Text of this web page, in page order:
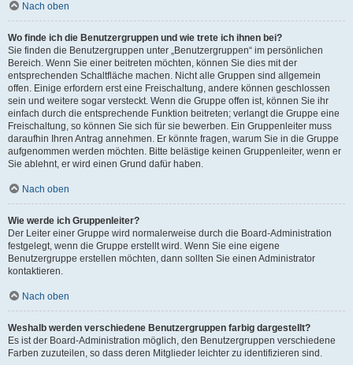
Nach oben
Wo finde ich die Benutzergruppen und wie trete ich ihnen bei?
Sie finden die Benutzergruppen unter „Benutzergruppen“ im persönlichen
Bereich. Wenn Sie einer beitreten möchten, können Sie dies mit der
entsprechenden Schaltfläche machen. Nicht alle Gruppen sind allgemein
offen. Einige erfordern erst eine Freischaltung, andere können geschlossen
sein und weitere sogar versteckt. Wenn die Gruppe offen ist, können Sie ihr
einfach durch die entsprechende Funktion beitreten; verlangt die Gruppe eine
Freischaltung, so können Sie sich für sie bewerben. Ein Gruppenleiter muss
daraufhin Ihren Antrag annehmen. Er könnte fragen, warum Sie in die Gruppe
aufgenommen werden möchten. Bitte belästige keinen Gruppenleiter, wenn er
Sie ablehnt, er wird einen Grund dafür haben.
Nach oben
Wie werde ich Gruppenleiter?
Der Leiter einer Gruppe wird normalerweise durch die Board-Administration
festgelegt, wenn die Gruppe erstellt wird. Wenn Sie eine eigene
Benutzergruppe erstellen möchten, dann sollten Sie einen Administrator
kontaktieren.
Nach oben
Weshalb werden verschiedene Benutzergruppen farbig dargestellt?
Es ist der Board-Administration möglich, den Benutzergruppen verschiedene
Farben zuzuteilen, so dass deren Mitglieder leichter zu identifizieren sind.